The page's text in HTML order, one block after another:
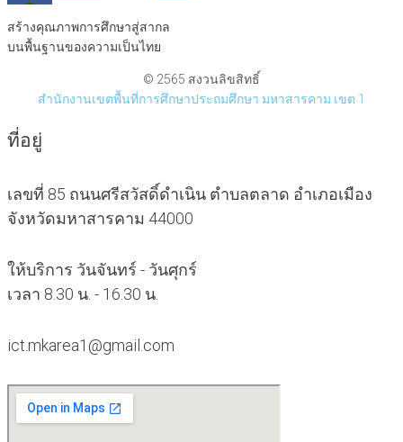
สร้างคุณภาพการศึกษาสู่สากล
บนพื้นฐานของความเป็นไทย
© 2565 สงวนลิขสิทธิ์
สำนักงานเขตพื้นที่การศึกษาประถมศึกษา มหาสารคาม เขต 1
ที่อยู่
เลขที่ 85 ถนนศรีสวัสดิ์ดำเนิน ตำบลตลาด อำเภอเมือง
จังหวัดมหาสารคาม 44000
ให้บริการ วันจันทร์ - วันศุกร์
เวลา 8.30 น. - 16.30 น.
ict.mkarea1@gmail.com